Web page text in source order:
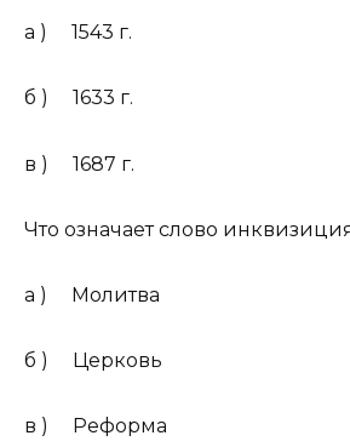
а ) 1543 г.
б ) 1633 г.
в ) 1687 г.
Что означает слово
а ) Молитва
б ) Церковь
в ) Реформа